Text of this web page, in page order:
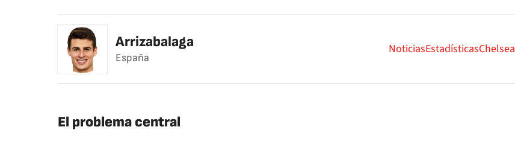
Arrizabalaga
España
NoticiasEstadísticasChelsea
El problema central